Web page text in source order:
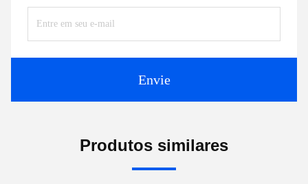
Envie
Produtos similares